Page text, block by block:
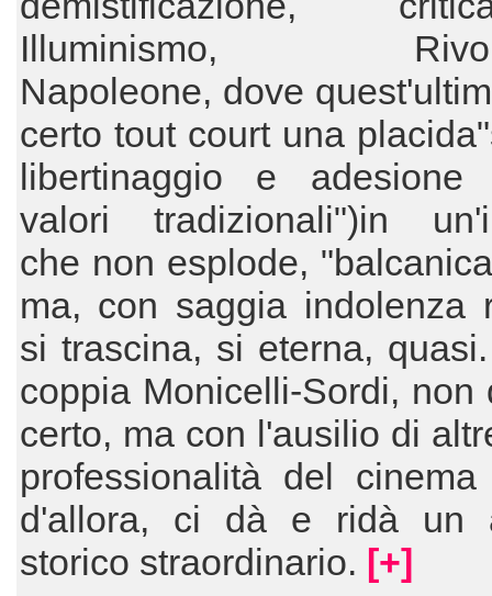
Illuminismo,
Napoleone, dove
certo tout court una
libertinaggio e adesione
valori tradizionali")in
che non esplode,
ma, con saggia indolenza
si trascina, si eterna,
coppia Monicelli-Sordi, non
certo, ma con l'ausilio di
professionalità del
d'allora, ci dà e ridà un
storico straordinario. [+]